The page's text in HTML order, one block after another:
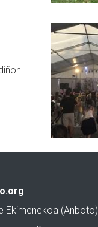
Ekimenekoa (Anboto)